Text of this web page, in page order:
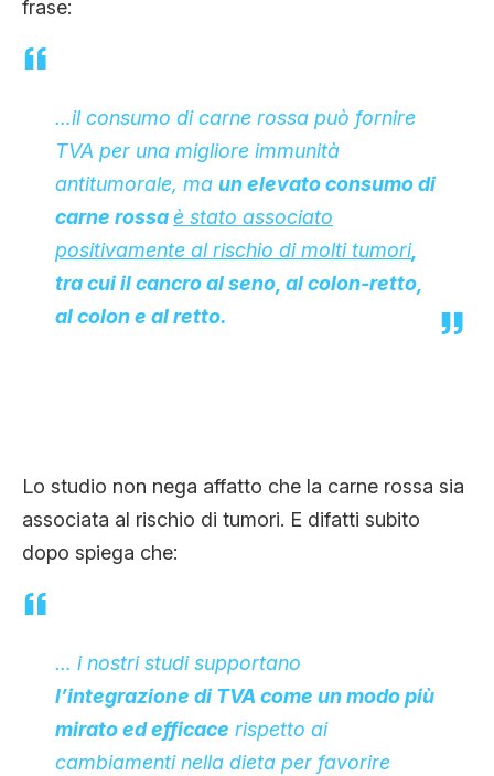
frase:
…il consumo di carne rossa può fornire
TVA per una migliore immunità
antitumorale, ma un elevato consumo di
carne rossaè stato associato
positivamente al rischio di molti tumori,
tra cui il cancro al seno, al colon-retto,
al colon e al retto.
Lo studio non nega affatto che la carne rossa sia
associata al rischio di tumori. E difatti subito
dopo spiega che:
… i nostri studi supportano
l’integrazione di TVA come un modo più
mirato ed efficace rispetto ai
cambiamenti nella dieta per favorire